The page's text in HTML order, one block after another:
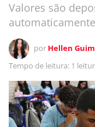
Valores são
por Hellen
Tempo de leitura: 1